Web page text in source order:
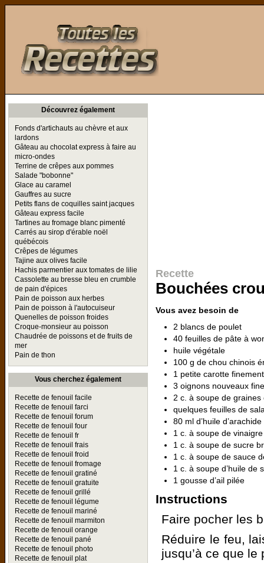
Découvrez également
Fonds d'artichauts au chèvre et aux
lardons
Gâteau au chocolat express à faire au
micro-ondes
Terrine de crêpes aux pommes
Salade "bobonne"
Glace au caramel
Gauffres au sucre
Petits flans de coquilles saint jacques
Gâteau express facile
Tartines au fromage blanc pimenté
Carrés au sirop d'érable noël
québécois
Crêpes de légumes
Tajine aux olives facile
Hachis parmentier aux tomates de lilie
Cassolette au bresse bleu en crumble
de pain d'épices
Pain de poisson aux herbes
Pain de poisson à l'autocuiseur
Quenelles de poisson froides
Croque-monsieur au poisson
Chaudrée de poissons et de fruits de
mer
Pain de thon
Vous cherchez également
Recette de fenouil facile
Recette de fenouil farci
Recette de fenouil forum
Recette de fenouil four
Recette de fenouil fr
Recette de fenouil frais
Recette de fenouil froid
Recette de fenouil fromage
Recette de fenouil gratiné
Recette de fenouil gratuite
Recette de fenouil grillé
Recette de fenouil légume
Recette de fenouil mariné
Recette de fenouil marmiton
Recette de fenouil orange
Recette de fenouil pané
Recette de fenouil photo
Recette de fenouil plat
Recette
Bouchées
Vous avez besoin de
2 blancs de poulet
40 feuilles de pâte à
huile végétale
100 g de chou chinois
1 petite carotte
3 oignons nouveaux
2 c. à soupe de
quelques feuilles de
80 ml d’huile d’arachide
1 c. à soupe de
1 c. à soupe de sucre
1 c. à soupe de sauce
1 c. à soupe d’huile de
1 gousse d’ail pilée
Instructions
Faire pocher les
Réduire le feu,
jusqu’à ce que